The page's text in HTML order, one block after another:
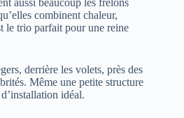
combinent chaleur,
le trio parfait pour une reine
derrière les volets, près des
Même une petite structure
idéal.